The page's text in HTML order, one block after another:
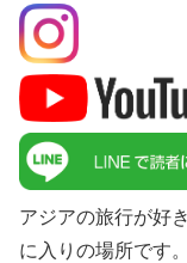
アジアの旅行が好
に入りの場所です。